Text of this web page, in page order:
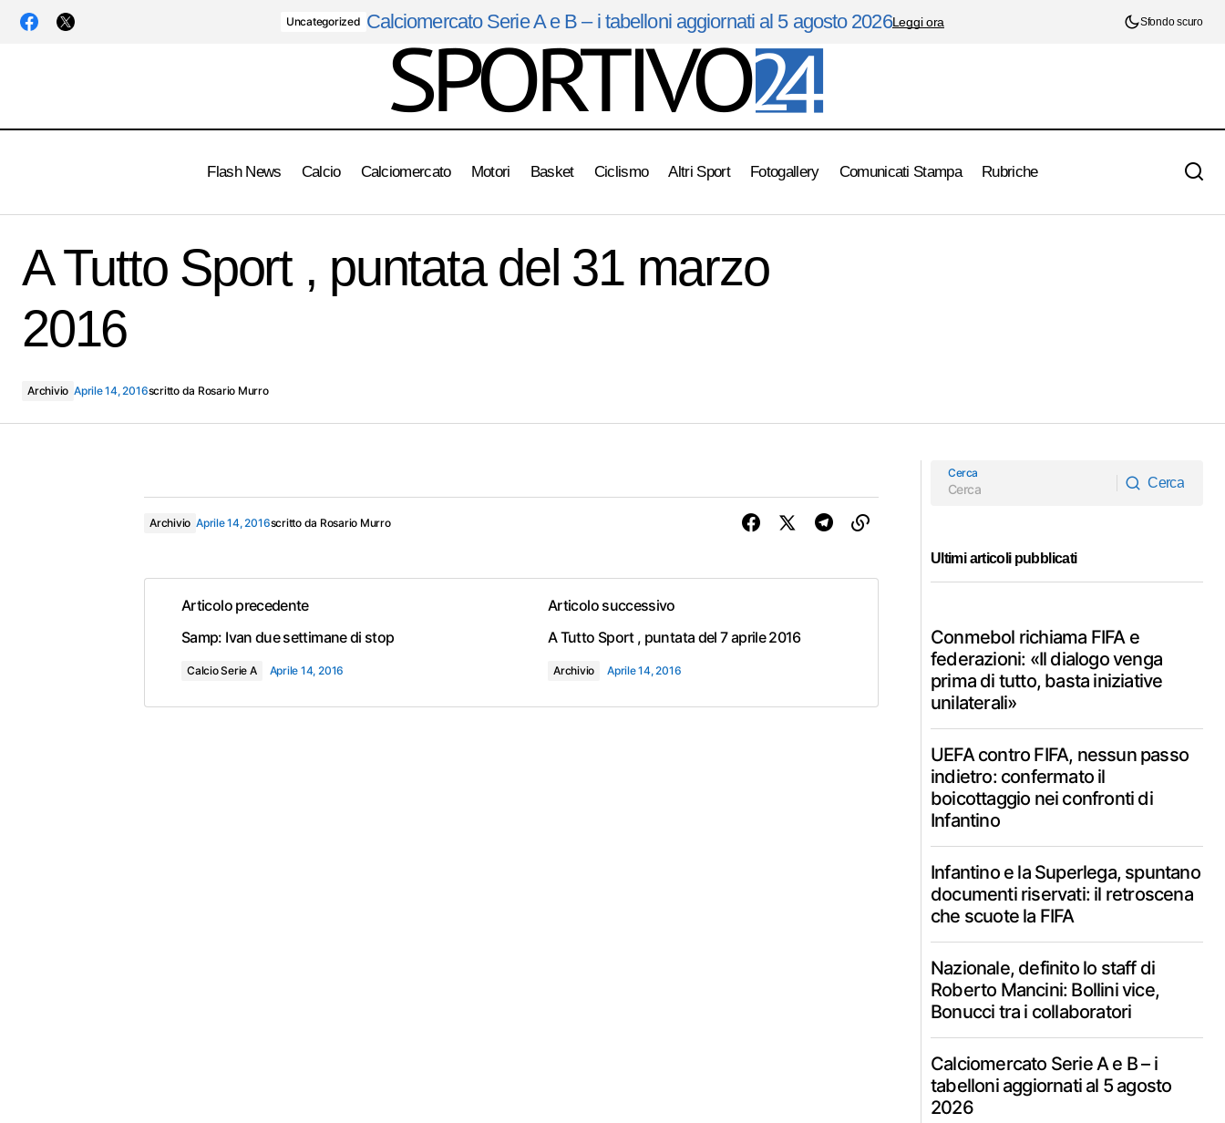
Uncategorized Calciomercato Serie A e B – i tabelloni aggiornati al 5 agosto 2026Leggi ora Sfondo scuro
Flash News Calcio Calciomercato Motori Basket Ciclismo Altri Sport Fotogallery Comunicati Stampa Rubriche
A Tutto Sport , puntata del 31 marzo
2016
Archivio Aprile 14, 2016scritto da Rosario Murro
Archivio Aprile 14, 2016scritto da Rosario Murro
Articolo precedente
Samp: Ivan due settimane di stop
Calcio Serie A Aprile 14, 2016
Articolo successivo
A Tutto Sport , puntata del 7 aprile 2016
Archivio Aprile 14, 2016
Cerca
Cerca
Ultimi articoli pubblicati
Conmebol richiama FIFA e
federazioni: «Il dialogo venga
prima di tutto, basta iniziative
unilaterali»
UEFA contro FIFA, nessun passo
indietro: confermato il
boicottaggio nei confronti di
Infantino
Infantino e la Superlega, spuntano
documenti riservati: il retroscena
che scuote la FIFA
Nazionale, definito lo staff di
Roberto Mancini: Bollini vice,
Bonucci tra i collaboratori
Calciomercato Serie A e B – i
tabelloni aggiornati al 5 agosto
2026